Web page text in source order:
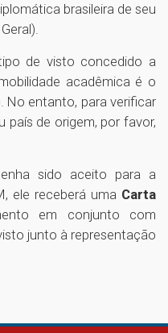
brasileira de seu
de visto concedido a
acadêmica é o
No entanto, para verificar
país de origem, por favor,
sido aceito para a
ele receberá uma Carta
em conjunto com
junto à representação